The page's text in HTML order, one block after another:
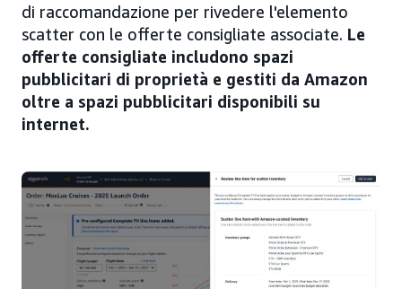
di raccomandazione per rivedere l'elemento
scatter con le offerte consigliate associate. Le
offerte consigliate includono spazi
pubblicitari di proprietà e gestiti da Amazon
oltre a spazi pubblicitari disponibili su
internet.